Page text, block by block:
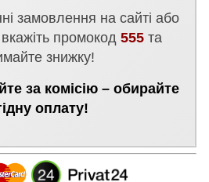
замовлення на сайті або
промокод 555 та
знижку!
за комісію – обирайте
оплату!